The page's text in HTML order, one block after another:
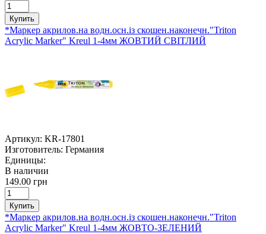
Купить
*Маркер акрилов.на водн.осн.із скошен.наконечн."Triton
Acrylic Marker" Kreul 1-4мм ЖОВТИЙ СВІТЛИЙ
Артикул: KR-17801
Изготовитель: Германия
Единицы:
В наличии
149.00 грн
Купить
*Маркер акрилов.на водн.осн.із скошен.наконечн."Triton
Acrylic Marker" Kreul 1-4мм ЖОВТО-ЗЕЛЕНИЙ